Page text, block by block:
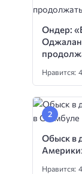
Ондер:
Нравится:
Обыск в
Нравится: